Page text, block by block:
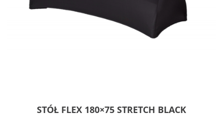
STÓŁ FLEX 180×75 STRETCH BLACK